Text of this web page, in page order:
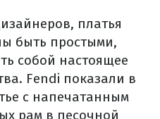
платья
быть простыми,
собой настоящее
Fendi показали в
с напечатанным
рам в песочной